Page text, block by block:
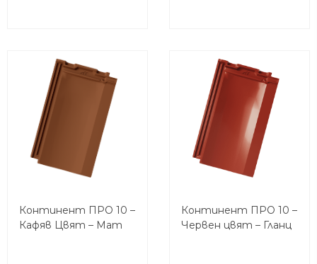
Континент ПРО 10 –
Кафяв Цвят – Мат
Континент ПРО 10 –
Червен цвят – Гланц